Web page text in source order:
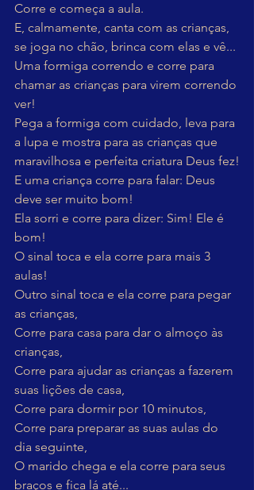
Corre e começa a aula.
E, calmamente, canta com as crianças,
se joga no chão, brinca com elas e vê...
Uma formiga correndo e corre para
chamar as crianças para virem correndo
ver!
Pega a formiga com cuidado, leva para
a lupa e mostra para as crianças que
maravilhosa e perfeita criatura Deus fez!
E uma criança corre para falar: Deus
deve ser muito bom!
Ela sorri e corre para dizer: Sim! Ele é
bom!
O sinal toca e ela corre para mais 3
aulas!
Outro sinal toca e ela corre para pegar
as crianças,
Corre para casa para dar o almoço às
crianças,
Corre para ajudar as crianças a fazerem
suas lições de casa,
Corre para dormir por 10 minutos,
Corre para preparar as suas aulas do
dia seguinte,
O marido chega e ela corre para seus
braços e fica lá até...